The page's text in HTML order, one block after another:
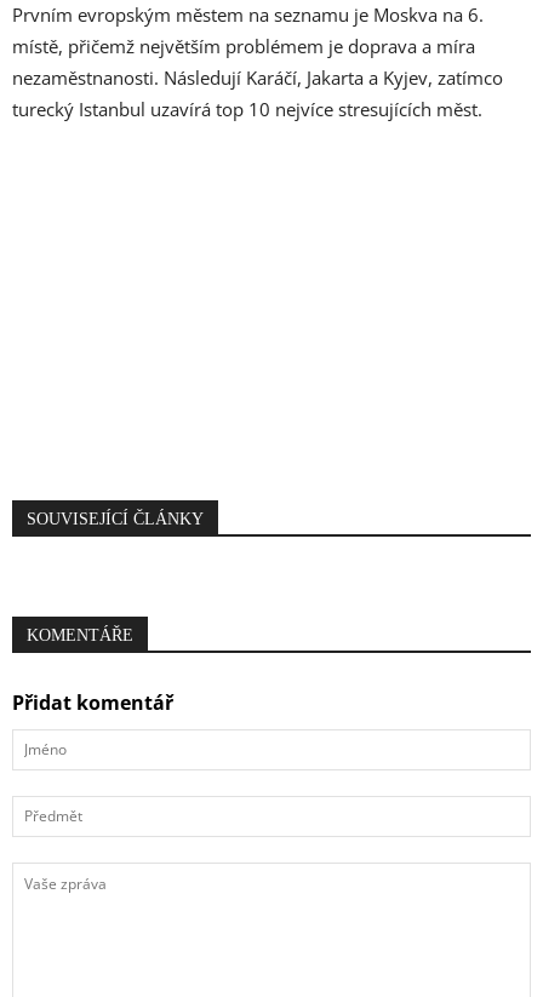
Prvním evropským městem na seznamu je Moskva na 6.
místě, přičemž největším problémem je doprava a míra
nezaměstnanosti. Následují Karáčí, Jakarta a Kyjev, zatímco
turecký Istanbul uzavírá top 10 nejvíce stresujících měst.
SOUVISEJÍCÍ ČLÁNKY
KOMENTÁŘE
Přidat komentář
Jméno
Předmět
Vaše
zpráva